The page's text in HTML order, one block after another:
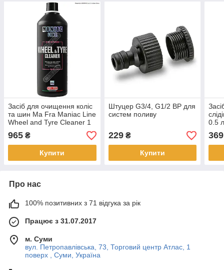
Засіб для очищення коліс
та шин Ma Fra Maniac Line
Wheel and Tyre Cleaner 1
л
965 ₴
Купити
Штуцер G3/4, G1/2 ВР для
систем поливу
229₴
Купити
0.5
369
Про нас
100% позитивних з 71 відгука за рік
Працює з 31.07.2017
м. Суми
вул. Петропавлівська, 73, Торговий центр Атлас, 1
поверх , Суми, Україна